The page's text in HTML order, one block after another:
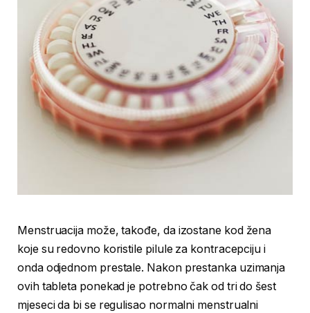
Menstruacija može, takođe, da izostane kod žena
koje su redovno koristile pilule za kontracepciju i
onda odjednom prestale. Nakon prestanka uzimanja
ovih tableta ponekad je potrebno čak od tri do šest
mjeseci da bi se regulisao normalni menstrualni